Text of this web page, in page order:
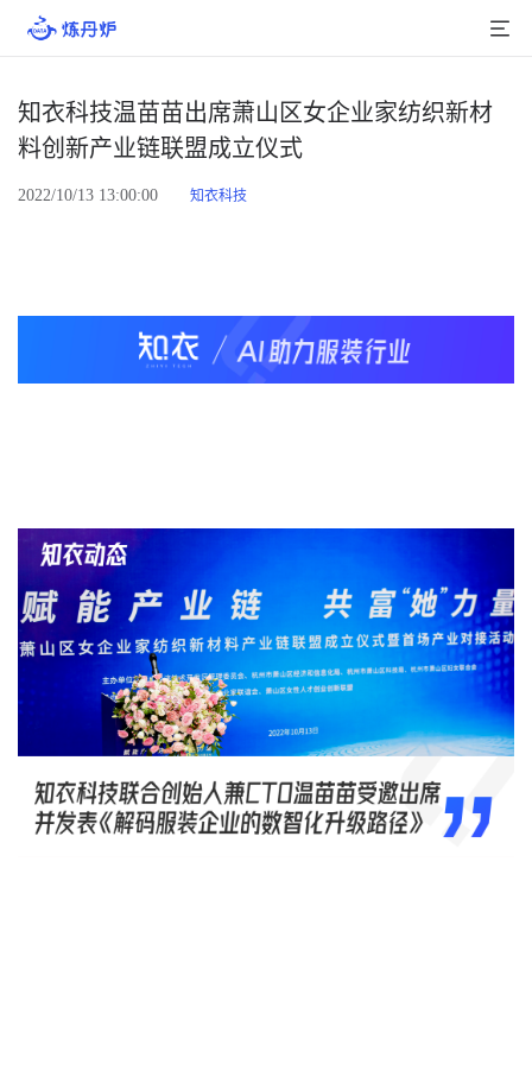
产品介绍
品牌数据
组合洞察
概念洞察
数据中心
对比分析
消费者说
解决方案
金融市场解决方案
知衣科技温苗苗出席萧山区女企业家纺织新材
料创新产业链联盟成立仪式
2022/10/13 13:00:00 知衣科技